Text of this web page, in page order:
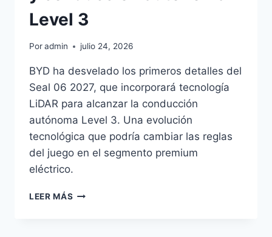
Level 3
Poradmin julio 24, 2026
BYD ha desvelado los primeros detalles del
Seal 06 2027, que incorporará tecnología
LiDAR para alcanzar la conducción
autónoma Level 3. Una evolución
tecnológica que podría cambiar las reglas
del juego en el segmento premium
eléctrico.
LEER MÁS BYD